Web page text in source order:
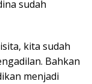
sudah
kita sudah
Bahkan
menjadi